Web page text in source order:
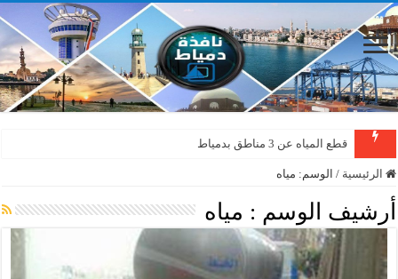
قطع المياه عن 3 مناطق بدمياط
الرئيسية / الوسم: مياه
أرشيف الوسم : مياه